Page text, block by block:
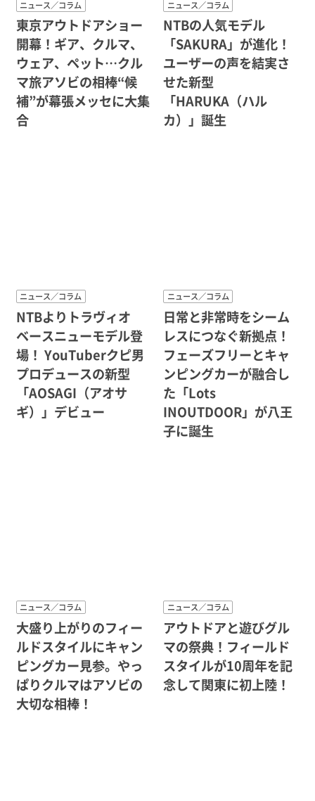
ニュース／コラム
東京アウトドアショー
開幕！ギア、クルマ、
ウェア、ペット…クル
マ旅アソビの相棒“候
補”が幕張メッセに大集
合
ニュース／コラム
NTBの人気モデル
「SAKURA」が進化！
ユーザーの声を結実さ
せた新型
「HARUKA（ハル
カ）」誕生
ニュース／コラム
NTBよりトラヴィオ
ベースニューモデル登
場！ YouTuberクピ男
プロデュースの新型
「AOSAGI（アオサ
ギ）」デビュー
ニュース／コラム
日常と非常時をシーム
レスにつなぐ新拠点！
フェーズフリーとキャ
ンピングカーが融合し
た「Lots
INOUTDOOR」が八王
子に誕生
ニュース／コラム
大盛り上がりのフィー
ルドスタイルにキャン
ピングカー見参。やっ
ぱりクルマはアソビの
大切な相棒！
ニュース／コラム
アウトドアと遊びグル
マの祭典！フィールド
スタイルが10周年を記
念して関東に初上陸！